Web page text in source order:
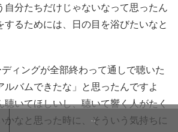
自分たちだけじゃないなって思ったん
するためには、日の目を浴びたいなと
ィングが全部終わって通しで聴いた
ルバムできたな」と思ったんですよ
聴いてほしいし、聴いて響く人がたく
かなと思った時に、そういう気持ちに
--